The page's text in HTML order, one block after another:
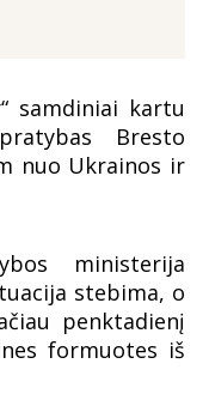
samdiniai kartu
Bresto
nuo Ukrainos ir
ministerija
stebima, o
penktadienį
formuotes iš